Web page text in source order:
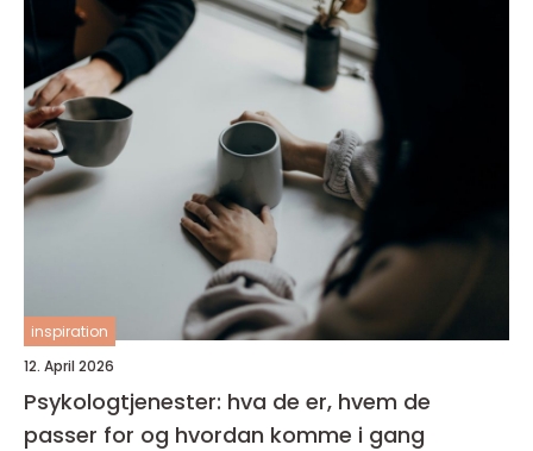
inspiration
12. April 2026
Psykologtjenester: hva de er, hvem de
passer for og hvordan komme i gang